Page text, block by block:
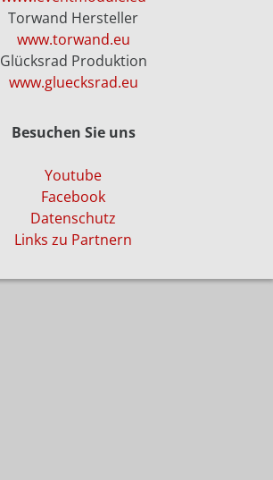
Torwand Hersteller
www.torwand.eu
Glücksrad Produktion
www.gluecksrad.eu
Besuchen Sie uns
Youtube
Facebook
Datenschutz
Links zu Partnern